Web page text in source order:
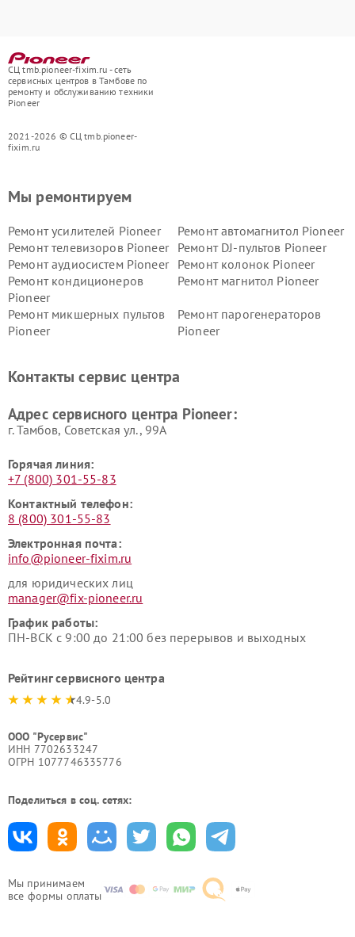
СЦ tmb.pioneer-fixim.ru - сеть
сервисных центров в Тамбове по
ремонту и обслуживанию техники
Pioneer
2021-2026 © СЦ tmb.pioneer-
fixim.ru
Мы принимаем
все формы оплаты
Мы ремонтируем
Ремонт усилителей Pioneer
Ремонт автомагнитол Pioneer
Ремонт телевизоров Pioneer
Ремонт DJ-пультов Pioneer
Ремонт аудиосистем Pioneer
Ремонт колонок Pioneer
Ремонт кондиционеров
Pioneer
Ремонт магнитол Pioneer
Ремонт микшерных пультов
Pioneer
Ремонт парогенераторов
Pioneer
Контакты сервис центра
Адрес сервисного центра Pioneer:
г. Тамбов, Советская ул., 99А
Горячая линия:
+7 (800) 301-55-83
Контактный телефон:
8 (800) 301-55-83
Электронная почта:
info@pioneer-fixim.ru
для юридических лиц
manager@fix-pioneer.ru
График работы:
ПН-ВСК с 9:00 до 21:00 без перерывов и выходных
Рейтинг сервисного центра
4.9-5.0
ООО "Русервис"
ИНН 7702633247
ОГРН 1077746335776
Поделиться в соц. сетях: